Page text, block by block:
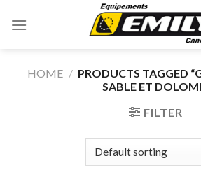
HOME / PRODUCTS TAGGED
SABLE ET
FILTER